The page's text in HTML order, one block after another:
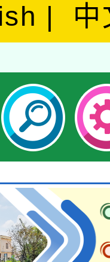
中